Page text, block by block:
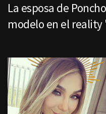
La esposa de
modelo en el